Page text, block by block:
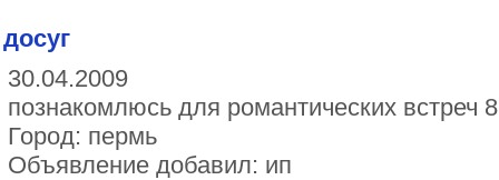
досуг
30.04.2009
познакомлюсь для романтических встреч
Город: пермь
Объявление добавил: ип